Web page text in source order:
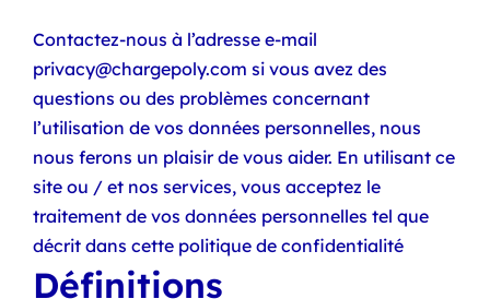
Contactez-nous à l’adresse e-mail
privacy@chargepoly.com si vous avez des
questions ou des problèmes concernant
l’utilisation de vos données personnelles, nous
nous ferons un plaisir de vous aider. En utilisant ce
site ou / et nos services, vous acceptez le
traitement de vos données personnelles tel que
décrit dans cette politique de confidentialité
Définitions